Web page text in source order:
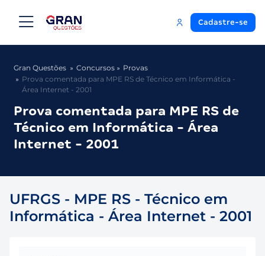
Cadastre-se
Gran Questões Concursos
Provas
Prova comentada para MPE RS de Técnico em Informática -
Área Internet - 2001
Prova comentada para MPE RS de
Técnico em Informática - Área
Internet - 2001
UFRGS - MPE RS - Técnico em
Informática - Área Internet - 2001